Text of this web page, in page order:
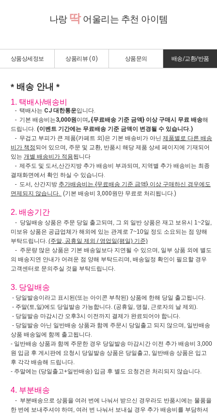
나랑 딱어울리는 추천 아이템
상품상세정보 상품리뷰 ( 0) 상품문의 배송/교환/반품
* 배송 안내 *
1. 택배사/배송비
- 택배사는 CJ 대한통운입니다.
- 기본 배송비는3,000원이며 , {무료배송 기준 금액} 이상 구매시 무료 배송해
드립니다. (이벤트 기간에는 무료배송 기준 금액이 변경될 수 있습니다.)
- 무겁고 부피가 큰 제품(카페트 외)은 기본 배송비가 아닌 제품별로 다른 배송
비가 책정되어 있으며, 주문 및 교환, 반품시 해당 제품 상세 페이지에 기재되어
있는 개별 배송비가 적용됩니다
- 제주도 및 도서,산간지방 추가 배송비 부과되며, 지역별 추가 배송비는 최종
결재화면에서 확인 하실 수 있습니다.
- 도서, 산간지방 추가배송비는 {무료배송 기준 금액} 이상 구매하신 경우에도
면제되지 않습니다. (기본 배송비 3,000원만 무료로 처리됩니다.)
2. 배송기간
- 당일배송 상품은 주문 당일 출고되며, 그 외 일반 상품은 재고 보유시 1~2일,
미보유 상품은 공급업체가 해외에 있는 관계로 7~10일 정도 소요되는 점 양해
부탁드립니다. (주말, 공휴일 제외 / 영업일(평일) 기준)
- 주문량 많은 상품은 기본 배송일보다 지연될 수 있으며, 일부 상품 외에 별도
의 배송지연 안내가 어려운 점 양해 부탁드리며, 배송일정 확인이 필요할 경우
고객센터로 문의주실 것을 부탁드립니다.
3. 당일배송
- 당일발송이라고 표시된(또는 아이콘 부착된) 상품에 한해 당일 출고됩니다.
- 주말(토,일)에도 당일발송 가능합니다. (공휴일, 명절, 근로자의 날 제외).
- 당일발송 마감시간 오후3시 이전까지 결제가 완료되어야 합니다.
- 당일발송 아닌 일반배송 상품과 함께 주문시 당일출고 되지 않으며, 일반배송
상품 배송일에 함께 출고됩니다.
- 일반배송 상품과 함께 주문한 경우 당일발송 마감시간 이전 추가 배송비 3,000
원 입금 후 게시판에 요청시 당일발송 상품은 당일출고, 일반배송 상품은 입고
후 각각 배송해 드립니다.
- 주말에는 (당일출고+일반배송) 입금 후 별도 요청건은 처리되지 않습니다.
4. 부분배송
- 부분배송으로 상품을 여러 번에 나눠서 받으신 경우라도 반품시에는 물품을
한 번에 보내주셔야 하며, 여러 번 나눠서 보내실 경우 추가 배송비를 부담하셔